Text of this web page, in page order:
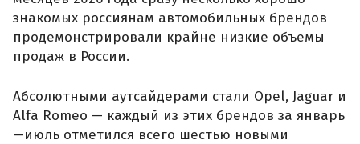
знакомых россиянам автомобильных брендов
продемонстрировали крайне низкие объемы
продаж в России.
Абсолютными аутсайдерами стали Opel, Jaguar и
Alfa Romeo — каждый из этих брендов за январь
—июль отметился всего шестью новыми